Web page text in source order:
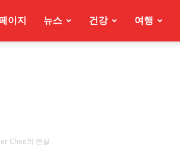
이지 뉴스 건강 여행
Chee의 연설